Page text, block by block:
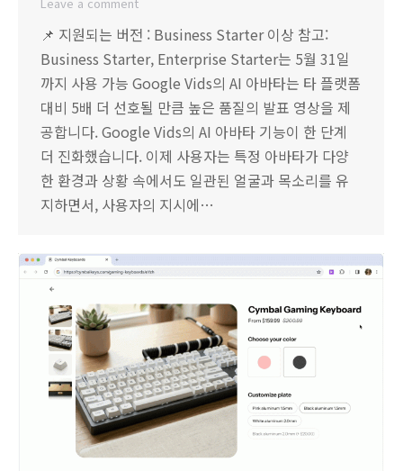
📌 지원되는 버전 : Business Starter 이상 참고:
Business Starter, Enterprise Starter는 5월 31일
까지 사용 가능 Google Vids의 AI 아바타는 타 플랫폼
대비 5배 더 선호될 만큼 높은 품질의 발표 영상을 제
공합니다. Google Vids의 AI 아바타 기능이 한 단계
더 진화했습니다. 이제 사용자는 특정 아바타가 다양
한 환경과 상황 속에서도 일관된 얼굴과 목소리를 유
지하면서, 사용자의 지시에…